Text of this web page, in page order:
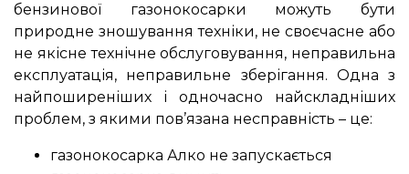
бензинової газонокосарки можуть бути
природне зношування техніки, не своєчасне або
не якісне технічне обслуговування, неправильна
експлуатація, неправильне зберігання. Одна з
найпоширеніших і одночасно найскладніших
проблем, з якими пов’язана несправність – це:
газонокосарка Алко не запускається